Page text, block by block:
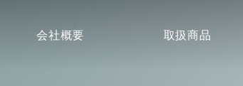
会社概要 取扱商品